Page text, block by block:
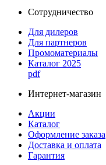
Сотрудничество
Для дилеров
Для партнеров
Промоматериалы
Каталог 2025
pdf
Интернет-магазин
Акции
Каталог
Оформление заказа
Доставка и оплата
Гарантия